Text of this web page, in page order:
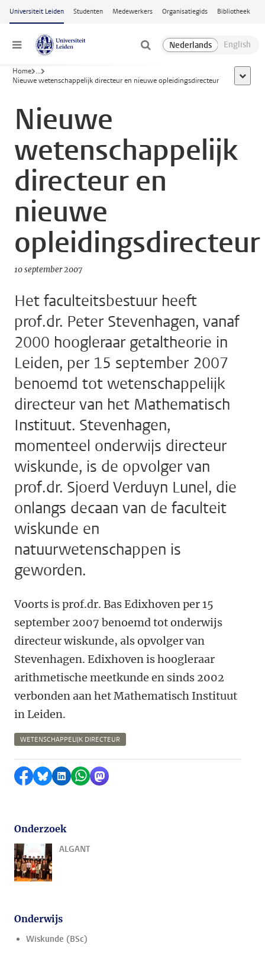
Ga naar hoofdinhoud
Universiteit Leiden Studenten Medewerkers Organisatiegids Bibliotheek
Menu
Home ...
Nieuwe wetenschappelijk directeur en nieuwe opleidingsdirecteur
toon
Nieuwe
wetenschappelijk
directeur en
nieuwe
opleidingsdirecteur
10 september 2007
Het faculteitsbestuur heeft
prof.dr. Peter Stevenhagen, vanaf
2000 hoogleraar getaltheorie in
Leiden, per 15 september 2007
benoemd tot wetenschappelijk
directeur van het Mathematisch
Instituut. Stevenhagen,
momenteel onderwijs directeur
wiskunde, is de opvolger van
prof.dr. Sjoerd Verduyn Lunel, die
onlangs decaan van de faculteit
wiskunde en
natuurwetenschappen is
geworden.
Voorts is prof.dr. Bas Edixhoven per 15
september 2007 benoemd tot onderwijs
directeur wiskunde, als opvolger van
Stevenhagen. Edixhoven is hoogleraar
arithmetische meetkunde en sinds 2002
verbonden aan het Mathematisch Instituut
in Leiden.
WETENSCHAPPELIJK DIRECTEUR
Delen op Facebook
Delen via Bluesky
Delen op LinkedIn
Delen via WhatsApp
Delen via Mastodon
Onderzoek
ALGANT
Onderwijs
Wiskunde (BSc)